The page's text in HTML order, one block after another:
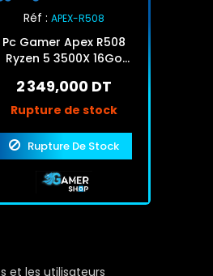
Réf : APEX-R508
Pc Gamer Apex R508
Ryzen 5 3500X 16Go
2 349,000 DT
Rupture de stock
Rupture De Stock
et les utilisateurs